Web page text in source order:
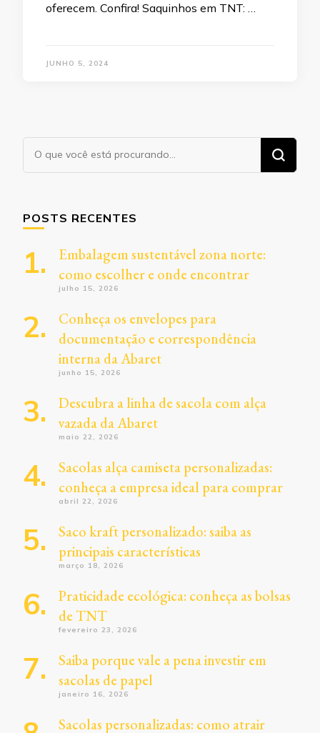
oferecem. Confira! Saquinhos em TNT: …
JUNHO 5, 2024
Procurando
algo?
POSTS RECENTES
Embalagem sustentável zona norte:
como escolher e onde encontrar
julho 15, 2026
Conheça os envelopes para
documentação e correspondência
interna da Abaret
junho 15, 2026
Descubra a linha de sacola com alça
vazada da Abaret
maio 22, 2026
Sacolas alça camiseta personalizadas:
conheça a empresa ideal para comprar
abril 22, 2026
Saco kraft personalizado: saiba as
principais características
março 18, 2026
Praticidade ecológica: conheça as bolsas
de TNT
fevereiro 23, 2026
Saiba porque vale a pena investir em
sacolas de papel
janeiro 16, 2026
Sacolas personalizadas: como atrair